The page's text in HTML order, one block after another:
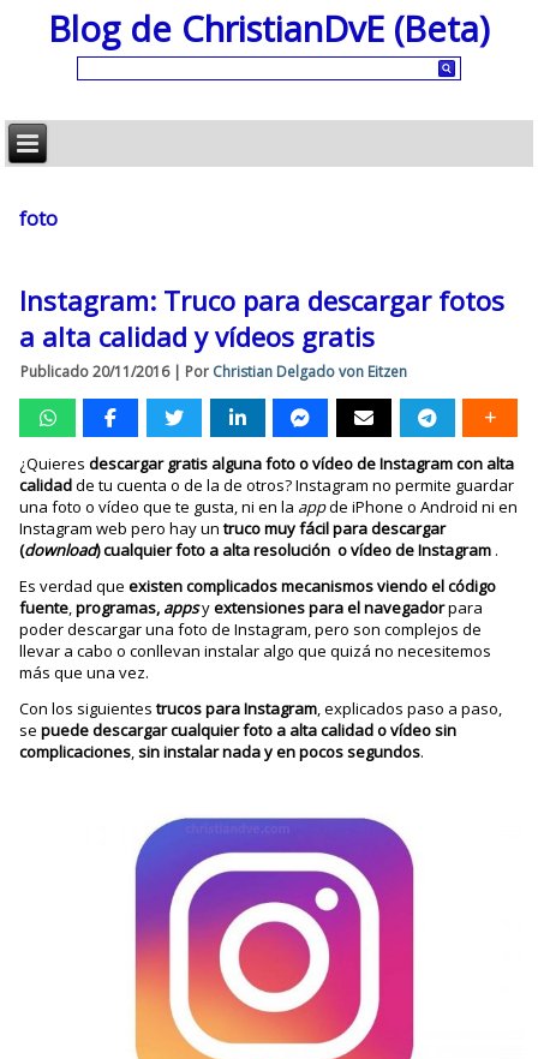
Blog de ChristianDvE (Beta)
foto
Instagram: Truco para descargar fotos
a alta calidad y vídeos gratis
Publicado 20/11/2016| Por Christian Delgado von Eitzen
¿Quieresdescargar gratis alguna foto o vídeo de Instagram con alta
calidadde tu cuenta o de la de otros? Instagram no permite guardar
una foto o vídeo que te gusta, ni en la appde iPhone o Android ni en
Instagram web pero hay untruco muy fácil para descargar
(download) cualquier foto a alta resolución o vídeo de Instagram .
Es verdad queexisten complicados mecanismos viendo el código
fuente,programas, appsyextensiones para el navegadorpara
poder descargar una foto de Instagram, pero son complejos de
llevar a cabo o conllevan instalar algo que quizá no necesitemos
más que una vez.
Con los siguientestrucos para Instagram, explicados paso a paso,
sepuede descargar cualquier foto a alta calidad o vídeo sin
complicaciones,sin instalar naday en pocos segundos.